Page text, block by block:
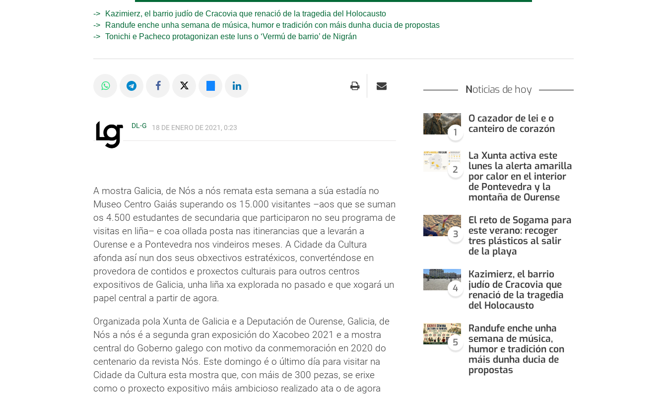
Kazimierz, el barrio judío de Cracovia que renació de la tragedia del Holocausto
Randufe enche unha semana de música, humor e tradición con máis dunha ducia de propostas
Tonichi e Pacheco protagonizan este luns o ‘Vermú de barrio’ de Nigrán
DL-G 18 DE ENERO DE 2021, 0:23
A mostra Galicia, de Nós a nós remata esta semana a súa estadía no
Museo Centro Gaiás superando os 15.000 visitantes –aos que se suman
os 4.500 estudantes de secundaria que participaron no seu programa de
visitas en liña– e coa ollada posta nas itinerancias que a levarán a
Ourense e a Pontevedra nos vindeiros meses. A Cidade da Cultura
afonda así nun dos seus obxectivos estratéxicos, converténdose en
provedora de contidos e proxectos culturais para outros centros
expositivos de Galicia, unha liña xa explorada no pasado e que xogará un
papel central a partir de agora.
Organizada pola Xunta de Galicia e a Deputación de Ourense, Galicia, de
Nós a nós é a segunda gran exposición do Xacobeo 2021 e a mostra
central do Goberno galego con motivo da conmemoración en 2020 do
centenario da revista Nós. Este domingo é o último día para visitar na
Cidade da Cultura esta mostra que, con máis de 300 pezas, se erixe
como o proxecto expositivo máis ambicioso realizado ata o de agora
Noticias de hoy
1
O cazador de lei e o
canteiro de corazón
2
La Xunta activa este
lunes la alerta amarilla
por calor en el interior
de Pontevedra y la
montaña de Ourense
3
El reto de Sogama para
este verano: recoger
tres plásticos al salir
de la playa
4
Kazimierz, el barrio
judío de Cracovia que
renació de la tragedia
del Holocausto
5
Randufe enche unha
semana de música,
humor e tradición con
máis dunha ducia de
propostas